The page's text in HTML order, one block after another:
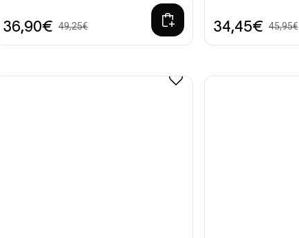
36,90€ 49,25€ 34,45€ 45,95€